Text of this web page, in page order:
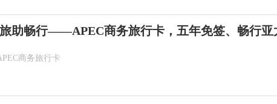
助畅行——APEC商务旅行卡，五年免签、畅行亚
商务旅行卡